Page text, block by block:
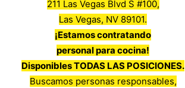
211 Las Vegas Blvd S #100,
Las Vegas, NV 89101.
¡Estamos contratando
personal para cocina!
Disponibles TODAS LAS POSICIONES.
Buscamos personas responsables,